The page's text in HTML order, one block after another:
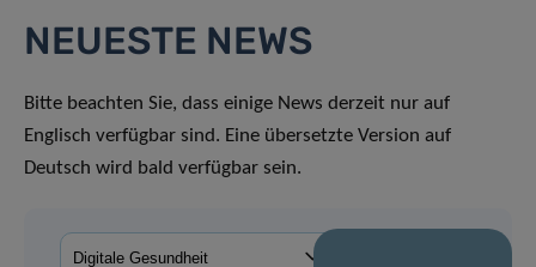
NEUESTE NEWS
Bitte beachten Sie, dass einige News derzeit nur auf
Englisch verfügbar sind. Eine übersetzte Version auf
Deutsch wird bald verfügbar sein.